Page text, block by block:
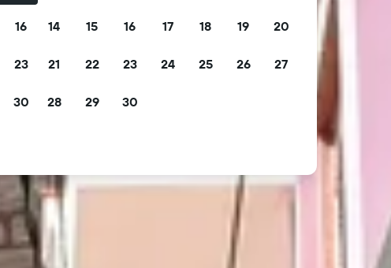
16
23
30
14 15 16 17 18 19 20
21 22 23 24 25 26 27
28 29 30